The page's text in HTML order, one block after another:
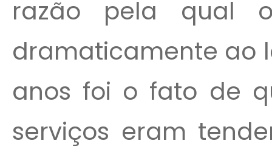
razão pela qual
dramaticamente ao
anos foi o fato de
serviços eram